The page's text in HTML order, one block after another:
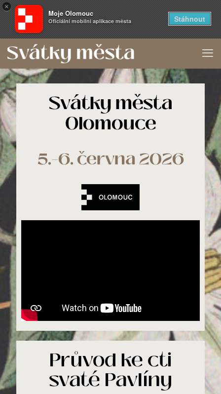
×
Moje Olomouc
Oficiální mobilní aplikace města Stáhnout
Svátky města
Olomouce
5.–6. června 2026
Průvod ke cti
svaté Pavlíny